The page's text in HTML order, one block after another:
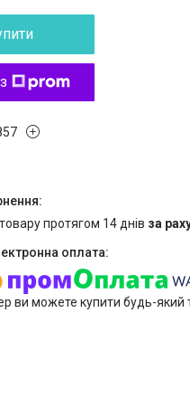
протягом 14 днів за
ви можете купити будь-